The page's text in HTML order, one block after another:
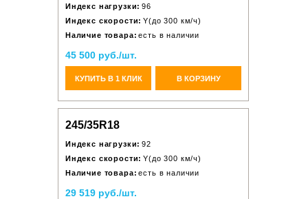
Индекс нагрузки: 96
Индекс скорости: Y(до 300 км/ч)
Наличие товара: есть в наличии
45 500 руб./шт.
КУПИТЬ В 1 КЛИК В КОРЗИНУ
245/35R18
Индекс нагрузки: 92
Индекс скорости: Y(до 300 км/ч)
Наличие товара: есть в наличии
29 519 руб./шт.